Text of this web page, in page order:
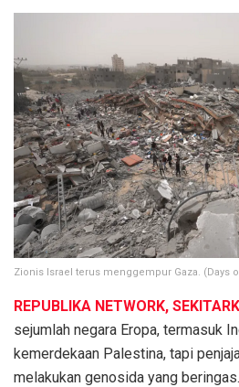
Zionis Israel terus menggempur Gaza. (Days
REPUBLIKA NETWORK,
sejumlah negara Eropa, termasuk
kemerdekaan Palestina, tapi
melakukan genosida yang beringas.